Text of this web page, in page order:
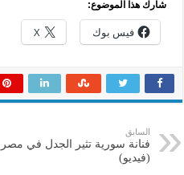
شارك هذا الموضوع:
فيس بوك X
السابق
فنانة سورية تثير الجدل في مصر
(فيديو)